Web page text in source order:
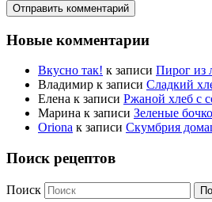
Новые комментарии
Вкусно так! к записи Пирог из
Владимир к записи Сладкий
Елена к записи Ржаной хлеб с
Марина к записи Зеленые
Oriona к записи Скумбрия
Поиск рецептов
Поиск